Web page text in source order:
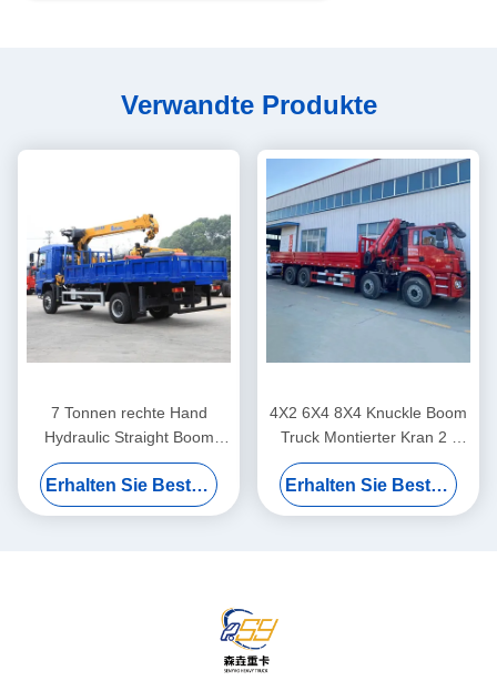
Verwandte Produkte
7 Tonnen rechte Hand
Hydraulic Straight Boom
Truck Montiert Knuckle
Krane Hebe-SystemErhalten Sie Besten Preis
4X2 6X4 8X4 Knuckle Boom
Truck Montierter Kran 2 -
220 Tonnen Flatbed Crane
Truck
Erhalten Sie Besten Preis